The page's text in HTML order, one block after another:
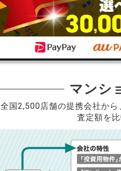
マンシ
全国2,500店舗の提携会社から
査定額を